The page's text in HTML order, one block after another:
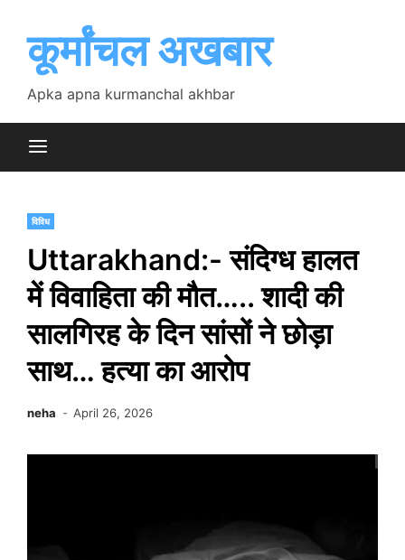
contentकूर्मांचल अखबार
Apka apna kurmanchal akhbar
विविध
Uttarakhand:- संदिग्ध हालत
में विवाहिता की मौत….. शादी की
सालगिरह के दिन सांसों ने छोड़ा
साथ… हत्या का आरोप
neha April 26, 2026